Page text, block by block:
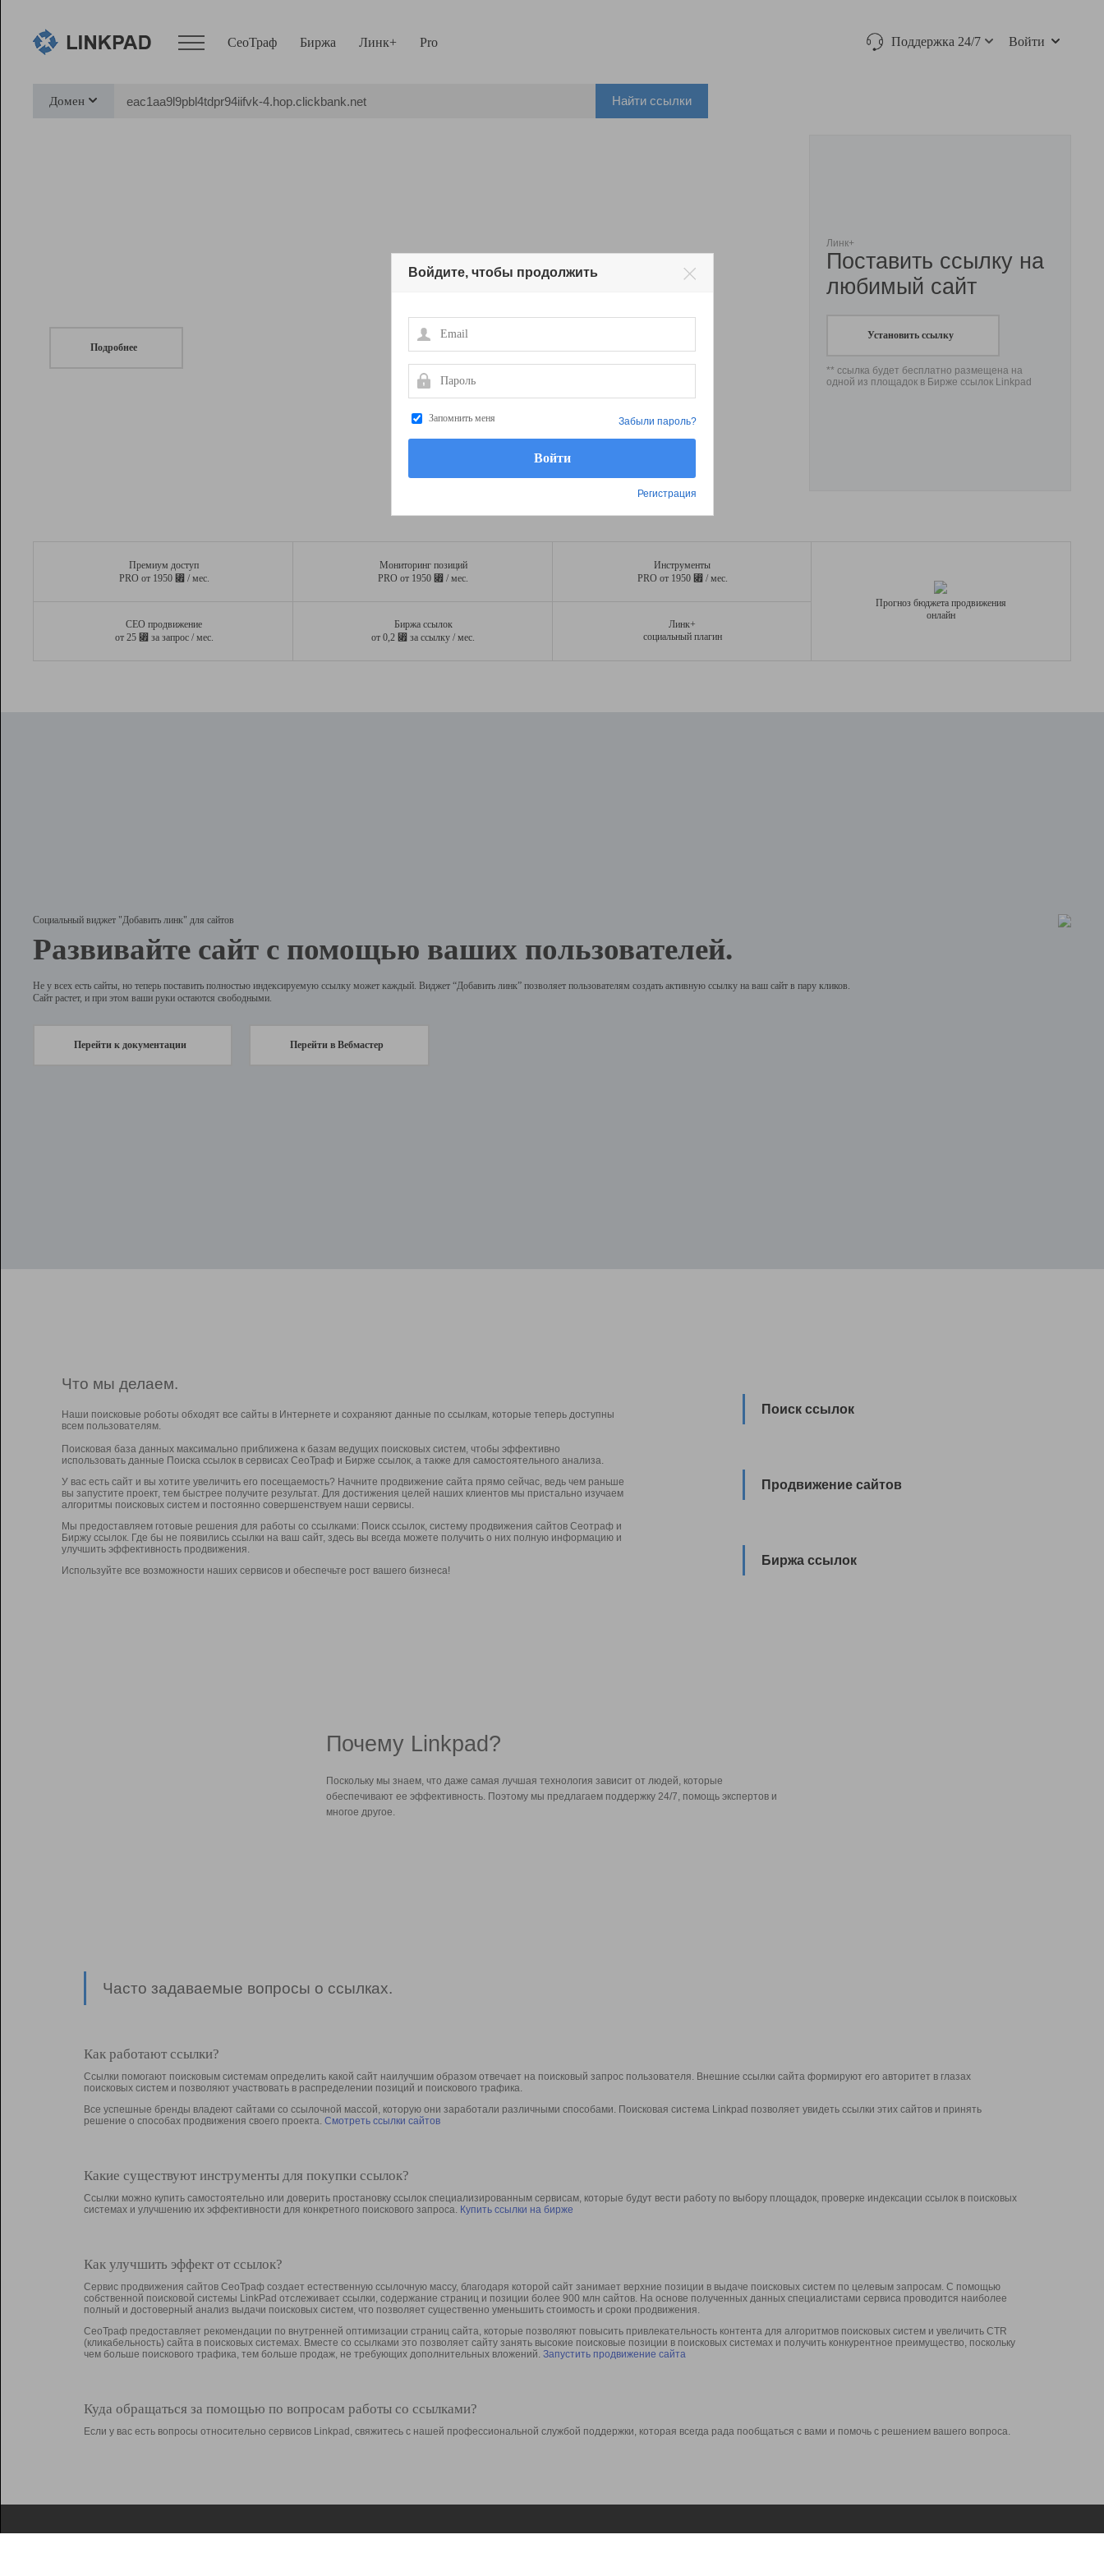
СеоТраф Биржа Линк+ Pro Поддержка 24/7 Войти
Домен Найти ссылки
Подробнее
Линк+
Поставить ссылку на
любимый сайт
Установить ссылку
** ссылка будет бесплатно размещена на
одной из площадок в Бирже ссылок Linkpad
Премиум доступ
PRO от 1950 ⃏ / мес.
Мониторинг позиций
PRO от 1950 ⃏ / мес.
Инструменты
PRO от 1950 ⃏ / мес.
СЕО продвижение
от 25 ⃏ за запрос / мес.
Биржа ссылок
от 0,2 ⃏ за ссылку / мес.
Линк+
социальный плагин
Прогноз бюджета продвижения
онлайн
Социальный виджет "Добавить линк" для сайтов
Развивайте сайт с помощью ваших пользователей.
Не у всех есть сайты, но теперь поставить полностью индексируемую ссылку может каждый. Виджет “Добавить линк” позволяет пользователям создать активную ссылку на ваш сайт в пару кликов.
Сайт растет, и при этом ваши руки остаются свободными.
Перейти к документации Перейти в Вебмастер
Что мы делаем.
Наши поисковые роботы обходят все сайты в Интернете и сохраняют данные по ссылкам, которые теперь доступны
всем пользователям.
Поисковая база данных максимально приближена к базам ведущих поисковых систем, чтобы эффективно
использовать данные Поиска ссылок в сервисах СеоТраф и Бирже ссылок, а также для самостоятельного анализа.
У вас есть сайт и вы хотите увеличить его посещаемость? Начните продвижение сайта прямо сейчас, ведь чем раньше
вы запустите проект, тем быстрее получите результат. Для достижения целей наших клиентов мы пристально изучаем
алгоритмы поисковых систем и постоянно совершенствуем наши сервисы.
Мы предоставляем готовые решения для работы со ссылками: Поиск ссылок, систему продвижения сайтов Сеотраф и
Биржу ссылок. Где бы не появились ссылки на ваш сайт, здесь вы всегда можете получить о них полную информацию и
улучшить эффективность продвижения.
Используйте все возможности наших сервисов и обеспечьте рост вашего бизнеса!
Поиск ссылок
Продвижение сайтов
Биржа ссылок
Почему Linkpad?
Поскольку мы знаем, что даже самая лучшая технология зависит от людей, которые
обеспечивают ее эффективность. Поэтому мы предлагаем поддержку 24/7, помощь экспертов и
многое другое.
Часто задаваемые вопросы о ссылках.
Как работают ссылки?
Ссылки помогают поисковым системам определить какой сайт наилучшим образом отвечает на поисковый запрос пользователя. Внешние ссылки сайта формируют его авторитет в глазах
поисковых систем и позволяют участвовать в раcпределении позиций и поискового трафика.
Все успешные бренды владеют сайтами со ссылочной массой, которую они заработали различными способами. Поисковая система Linkpad позволяет увидеть ссылки этих сайтов и принять
решение о способах продвижения своего проекта. Смотреть ссылки сайтов
Какие существуют инструменты для покупки ссылок?
Ссылки можно купить самостоятельно или доверить простановку ссылок специализированным сервисам, которые будут вести работу по выбору площадок, проверке индексации ссылок в поисковых
системах и улучшению их эффективности для конкретного поискового запроса. Купить ссылки на бирже
Как улучшить эффект от ссылок?
Сервис продвижения сайтов СеоТраф создает естественную ссылочную массу, благодаря которой сайт занимает верхние позиции в выдаче поисковых систем по целевым запросам. С помощью
собственной поисковой системы LinkPad отслеживает ссылки, содержание страниц и позиции более 900 млн сайтов. На основе полученных данных специалистами сервиса проводится наиболее
полный и достоверный анализ выдачи поисковых систем, что позволяет существенно уменьшить стоимость и сроки продвижения.
СеоТраф предоставляет рекомендации по внутренней оптимизации страниц сайта, которые позволяют повысить привлекательность контента для алгоритмов поисковых систем и увеличить CTR
(кликабельность) сайта в поисковых системах. Вместе со ссылками это позволяет сайту занять высокие поисковые позиции в поисковых системах и получить конкурентное преимущество, поскольку
чем больше поискового трафика, тем больше продаж, не требующих дополнительных вложений. Запустить продвижение сайта
Куда обращаться за помощью по вопросам работы со ссылками?
Если у вас есть вопросы относительно сервисов Linkpad, свяжитесь с нашей профессиональной службой поддержки, которая всегда рада пообщаться с вами и помочь с решением вашего вопроса.
Войдите, чтобы продолжить
Email
Пароль
Запомнить меня
Регистрация
Забыли пароль?